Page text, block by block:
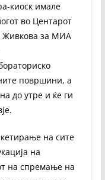
киоск имале
во Центарот
Живкова за МИА
површини, а
до утре и ќе ги
на сите
на
на спремање на